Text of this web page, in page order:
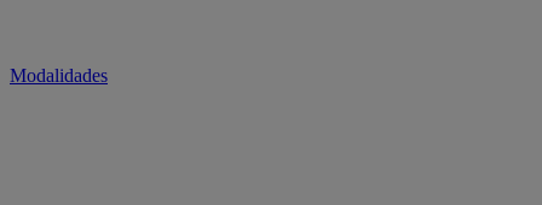
Modalidades